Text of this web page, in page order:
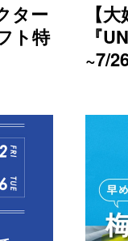
ター
ト特
【
『
~7/